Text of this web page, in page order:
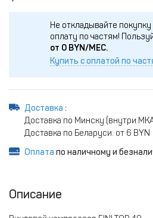
Не откладывайте
оплату по частям!
от 0 BYN/МЕС.
Купить с оплатой по
Доставка :
Доставка по Минску (внутри
Доставка по Беларуси: от 6 BYN
Оплата по наличному и
Описание